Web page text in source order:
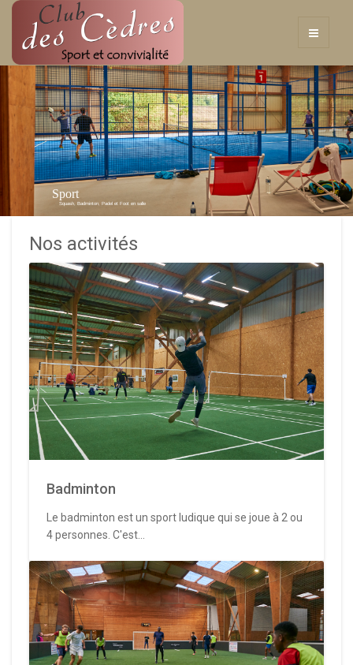
Sport
Squash, Badminton, Padel et Foot en salle
Nos activités
Badminton
Le badminton est un sport ludique qui se joue à 2 ou
4 personnes. C'est...